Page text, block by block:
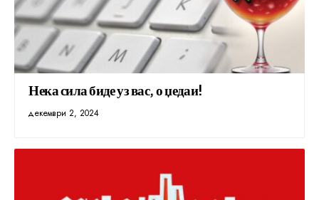
Нека сила биде уз вас, о џедаи!
декември 2, 2024